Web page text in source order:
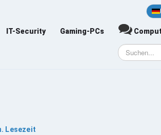
IT-Security Gaming-PCs
Lesezeit